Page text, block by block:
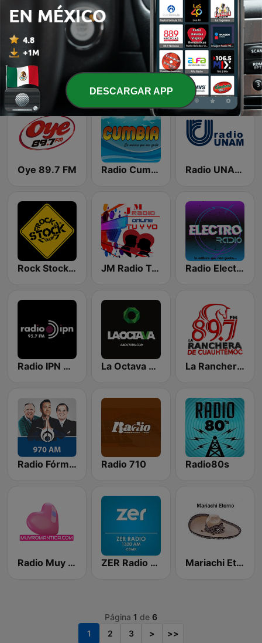
Romántica 1380 AM Opus 94 Clasicos Rock 101
Oye 89.7 FM Radio Cumbia México Radio UNAM 96.1 FM
Rock Stock Bar JM Radio Tu y Yo Radio Electro México
Radio IPN 95.7 La Octava 88.1 FM La Ranchera de Cuauhtémoc 89.7 FM
Radio Fórmula 970 AM Radio 710 Radio80s
Radio Muy Romantica Mexico ZER Radio 1320 AM Mariachi Eterno
Página 1 de 6
1
2 3 > >>
DESCARGAR APP